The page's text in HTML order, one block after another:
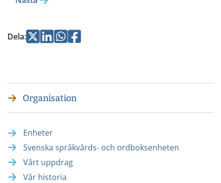
Organisation
Enheter
Svenska språkvårds- och ordboksenheten
Vårt uppdrag
Vår historia
Dela:Jaa Jaa Jaa
Jaa